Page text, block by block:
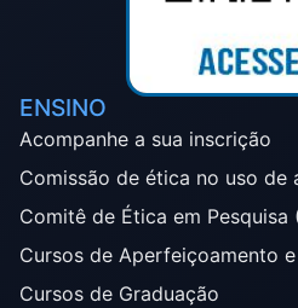
ENSINO
Acompanhe a sua inscrição
Comissão de ética no uso de
Comitê de Ética em Pesquisa
Cursos de Aperfeiçoamento
Cursos de Graduação